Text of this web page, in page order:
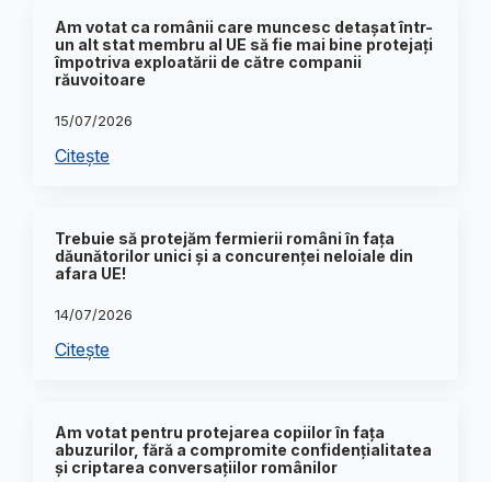
Am votat ca românii care muncesc detașat într-
un alt stat membru al UE să fie mai bine protejați
împotriva exploatării de către companii
răuvoitoare
15/07/2026
Citește
Trebuie să protejăm fermierii români în fața
dăunătorilor unici și a concurenței neloiale din
afara UE!
14/07/2026
Citește
Am votat pentru protejarea copiilor în fața
abuzurilor, fără a compromite confidențialitatea
și criptarea conversațiilor românilor